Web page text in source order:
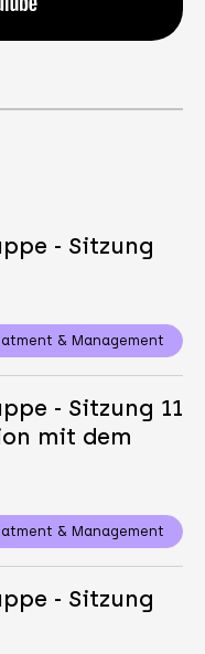
- Sitzung
& Management
- Sitzung 11
mit dem
& Management
- Sitzung